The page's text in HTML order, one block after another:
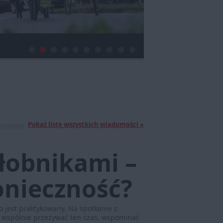
Pokaż listę wszystkich wiadomości »
–
jest praktykowany. Na spotkanie z
przeżywać ten czas, wspominać